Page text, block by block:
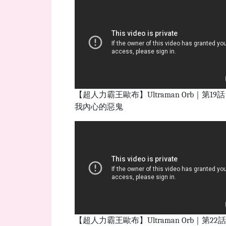
【超人力霸王歐布】Ultraman Orb｜第19
我內心的惡鬼
【超人力霸王歐布】Ultraman Orb｜第22